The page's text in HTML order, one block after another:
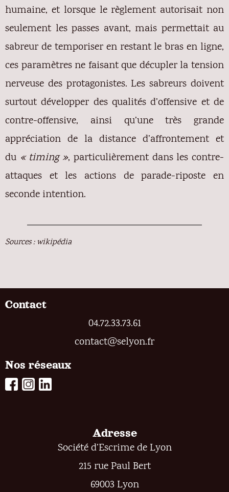
humaine, et lorsque le règlement autorisait non
seulement les passes avant, mais permettait au
sabreur de temporiser en restant le bras en ligne,
ces paramètres ne faisant que décupler la tension
nerveuse des protagonistes. Les sabreurs doivent
surtout développer des qualités d’offensive et de
contre-offensive, ainsi qu’une très grande
appréciation de la distance d’affrontement et
du « timing », particulièrement dans les contre-
attaques et les actions de parade-riposte en
seconde intention.
Sources : wikipédia
Contact
04.72.33.73.61
contact@selyon.fr
Nos réseaux
Adresse
Société d’Escrime de Lyon
215 rue Paul Bert
69003 Lyon